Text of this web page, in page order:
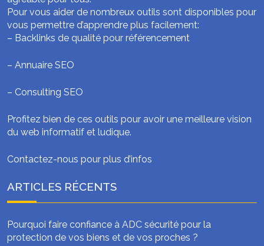
Pour vous aider de nombreux outils sont disponibles pour
vous permettre d’apprendre plus facilement:
– Backlinks de qualité pour référencement
– Annuaire SEO
– Consulting SEO
Profitez bien de ces outils pour avoir une meilleure vision
du web informatif et ludique.
Contactez-nous pour plus d’infos
ARTICLES RÉCENTS
Pourquoi faire confiance à ADC sécurité pour la
protection de vos biens et de vos proches ?